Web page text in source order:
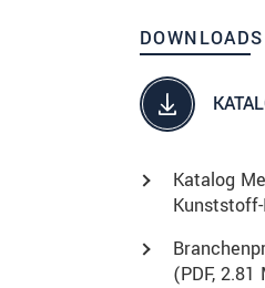
DOWNLOADS
Katalog
(PDF, 2.81